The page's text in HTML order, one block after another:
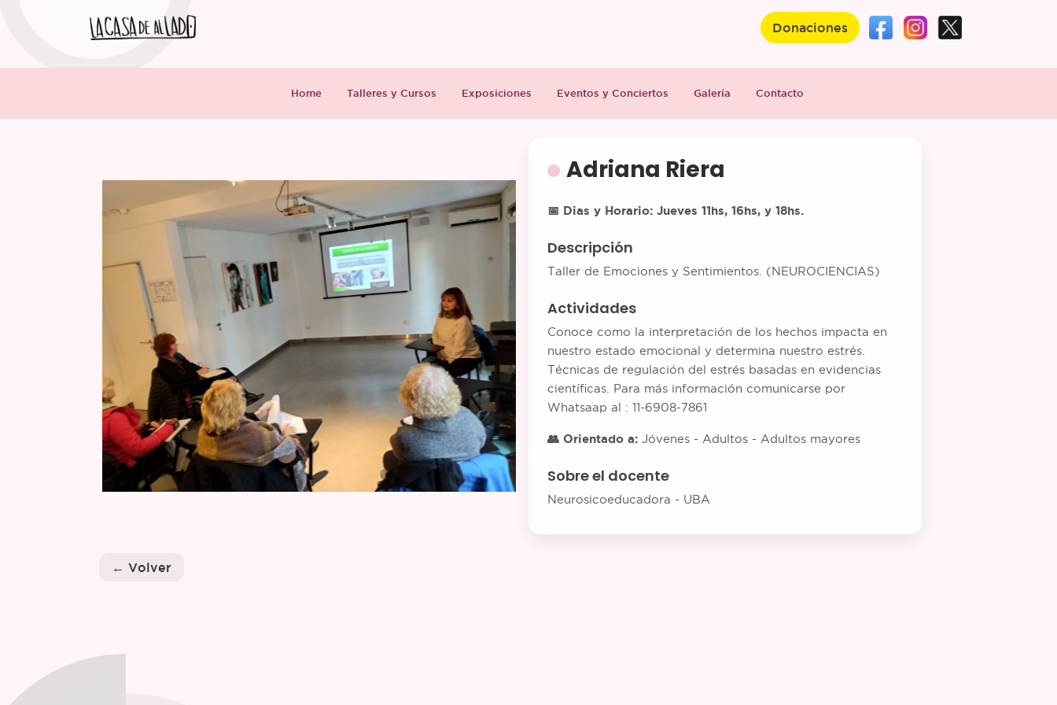
Donaciones
Home Talleres y Cursos Exposiciones Eventos y Conciertos Galería Contacto
Adriana Riera
📅 Dias y Horario: Jueves 11hs, 16hs, y 18hs.
Descripción
Taller de Emociones y Sentimientos. (NEUROCIENCIAS)
Actividades
Conoce como la interpretación de los hechos impacta en
nuestro estado emocional y determina nuestro estrés.
Técnicas de regulación del estrés basadas en evidencias
científicas. Para más información comunicarse por
Whatsaap al : 11-6908-7861
👥 Orientado a: Jóvenes - Adultos - Adultos mayores
Sobre el docente
Neurosicoeducadora - UBA
← Volver